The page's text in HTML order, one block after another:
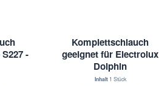
-
Komplettschlauch
geeignet für Electrolux
Dolphin
Inhalt 1 Stück